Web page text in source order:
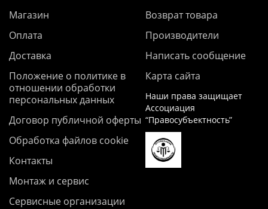
Магазин
Оплата
Доставка
Положение о политике в
отношении обработки
персональных данных
Договор публичной оферты
Обработка файлов cookie
Контакты
Монтаж и сервис
Сервисные организации
Возврат товара
Производители
Написать сообщение
Карта сайта
Наши права защищает
Ассоциация
“Правосубъектность”